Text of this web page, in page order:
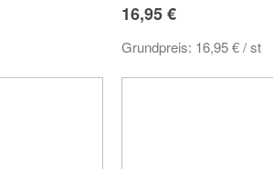
16,95 €
Grundpreis: 16,95 €/ st